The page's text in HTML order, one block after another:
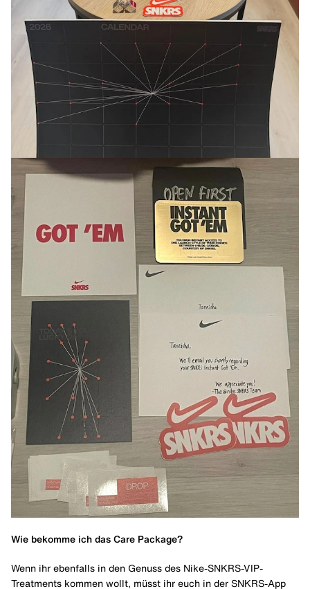
Wie bekomme ich das Care Package?
Wenn ihr ebenfalls in den Genuss des Nike-SNKRS-VIP-
Treatments kommen wollt, müsst ihr euch in der SNKRS-App